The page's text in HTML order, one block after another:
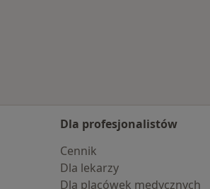
Dla profesjonalistów
Cennik
Dla lekarzy
Dla placówek medycznych